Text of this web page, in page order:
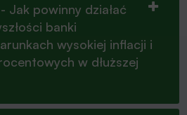
Jak powinny działać
banki
wysokiej inflacji i
w dłuższej